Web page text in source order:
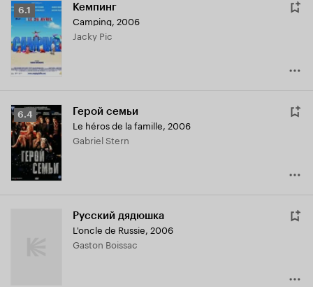
Рейтинг
Кинопоиска
6.1
6.1 Кемпинг
Camping, 2006
Jacky Pic
Рейтинг
Кинопоиска
6.4
6.4 Герой семьи
Le héros de la famille, 2006
Gabriel Stern
Русский дядюшка
L'oncle de Russie, 2006
Gaston Boissac